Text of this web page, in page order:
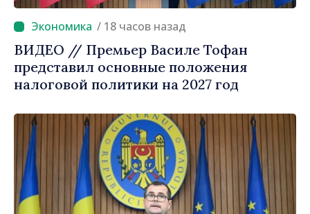
/ 18 часов назад
ВИДЕО // Премьер Василе Тофан
представил основные положения
налоговой политики на 2027 год